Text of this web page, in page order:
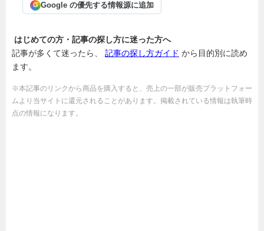
G Google の優先する情報源に追加
はじめての方・記事の探し方に迷った方へ
記事が多くて迷ったら、 記事の探し方ガイド から目的別に読め
ます。
※本記事のリンクから商品を購入すると、売上の一部が販売プラットフォー
ムより当サイトに還元されることがあります。掲載されている情報は執筆時
点の情報になります。